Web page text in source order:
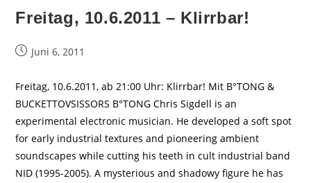
Freitag, 10.6.2011 – Klirrbar!
BeitragJuni 6, 2011
Freitag, 10.6.2011, ab 21:00 Uhr: Klirrbar! Mit B°TONG &
BUCKETTOVSISSORS B°TONG Chris Sigdell is an
experimental electronic musician. He developed a soft spot
for early industrial textures and pioneering ambient
soundscapes while cutting his teeth in cult industrial band
NID (1995-2005). A mysterious and shadowy figure he has